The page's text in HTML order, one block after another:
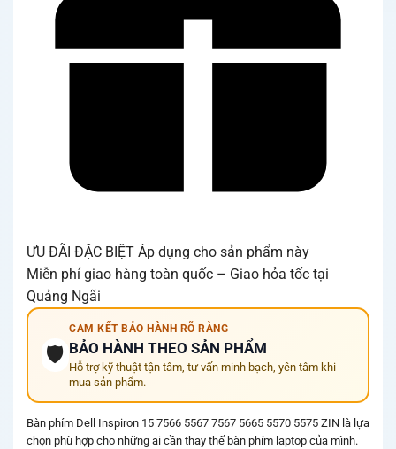
ƯU ĐÃI ĐẶC BIỆT Áp dụng cho sản phẩm này
Miễn phí giao hàng toàn quốc – Giao hỏa tốc tại
Quảng Ngãi
🛡️
CAM KẾT BẢO HÀNH RÕ RÀNG
BẢO HÀNH THEO SẢN PHẨM
Hỗ trợ kỹ thuật tận tâm, tư vấn minh bạch, yên tâm khi
mua sản phẩm.
Bàn phím Dell Inspiron 15 7566 5567 7567 5665 5570 5575 ZIN là lựa
chọn phù hợp cho những ai cần thay thế bàn phím laptop của mình.